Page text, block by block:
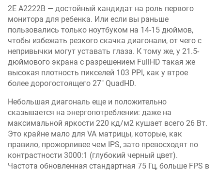
2E A2222B — достойный кандидат на роль первого
монитора для ребенка. Или если вы раньше
пользовались только ноутбуком на 14-15 дюймов,
чтобы избежать резкого скачка диагонали, от чего с
непривычки могут уставать глаза. К тому же, у 21.5-
дюймового экрана с разрешением FullHD такая же
высокая плотность пикселей 103 PPI, как у втрое
более дорогостоящего 27" QuadHD.
Небольшая диагональ еще и положительно
сказывается на энергопотреблении: даже на
максимальной яркости 220 кд/м2 кушает всего 26 Вт.
Это крайне мало для VA матрицы, которые, как
правило, прожорливее чем IPS, зато превосходят по
контрастности 3000:1 (глубокий черный цвет).
Частота обновленная стандартная 75 Гц, больше FPS в